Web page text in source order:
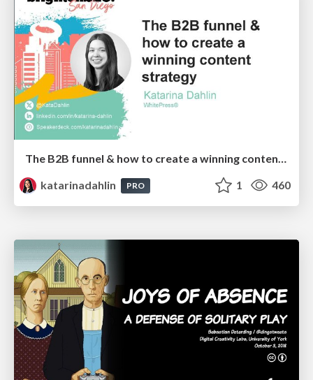
The B2B funnel & how to create a winning content strategy
katarinadahlin
PRO 1 460